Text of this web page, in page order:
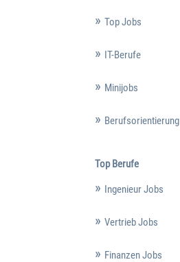
Top Jobs
IT-Berufe
Minijobs
Berufsorientierung
Top Berufe
Ingenieur Jobs
Vertrieb Jobs
Finanzen Jobs